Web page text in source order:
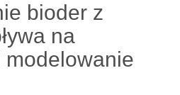
bioder z
na